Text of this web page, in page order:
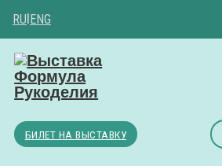
RU|ENG
БИЛЕТ НА ВЫСТАВКУ